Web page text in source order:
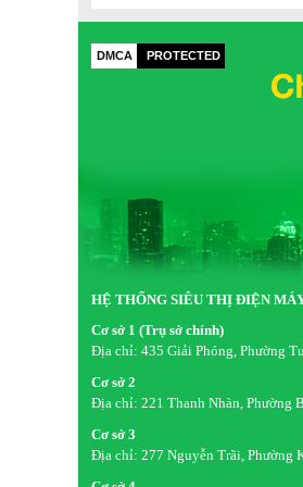
*Hình ảnh chỉ mang tính chất
Tiện ích
Cửa tủ đảo chiều: Dễ dàng
DMCA PROTECTED
HỆ THỐNG SIÊU THỊ ĐIỆN
Cơ sở 1 (Trụ sở chính)
Địa chỉ: 435 Giải Phóng, Phường
Cơ sở 2
Địa chỉ: 221 Thanh Nhàn, Phường
Cơ sở 3
Địa chỉ: 277 Nguyễn Trãi, Phường